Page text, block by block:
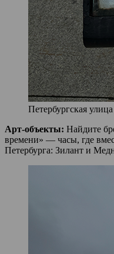
Петербургская
Арт-объекты: Найдите
времени» — часы, где
Петербурга: Зилант и